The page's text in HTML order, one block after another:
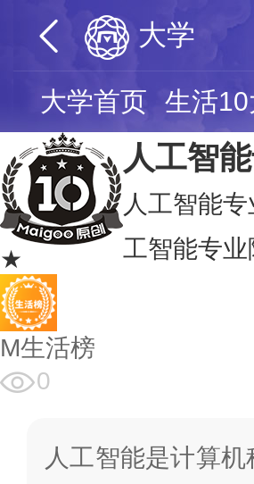
大学
大学首页 生活10
★
人工智
人工智能
工智能专
M生活榜
0
人工智能是计算